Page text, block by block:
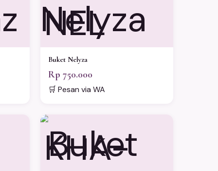
NEL
Buket Nelyza
Rp 750.000
🛒 Pesan via WA
KHA-